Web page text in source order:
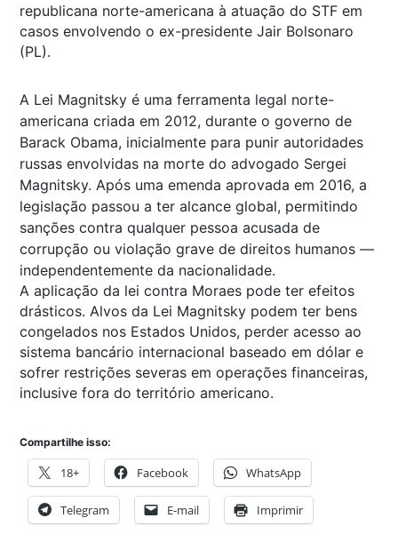
republicana norte-americana à atuação do STF em
casos envolvendo o ex-presidente Jair Bolsonaro
(PL).
A Lei Magnitsky é uma ferramenta legal norte-
americana criada em 2012, durante o governo de
Barack Obama, inicialmente para punir autoridades
russas envolvidas na morte do advogado Sergei
Magnitsky. Após uma emenda aprovada em 2016, a
legislação passou a ter alcance global, permitindo
sanções contra qualquer pessoa acusada de
corrupção ou violação grave de direitos humanos —
independentemente da nacionalidade.
A aplicação da lei contra Moraes pode ter efeitos
drásticos. Alvos da Lei Magnitsky podem ter bens
congelados nos Estados Unidos, perder acesso ao
sistema bancário internacional baseado em dólar e
sofrer restrições severas em operações financeiras,
inclusive fora do território americano.
Compartilhe isso:
18+ Facebook WhatsApp
Telegram E-mail Imprimir